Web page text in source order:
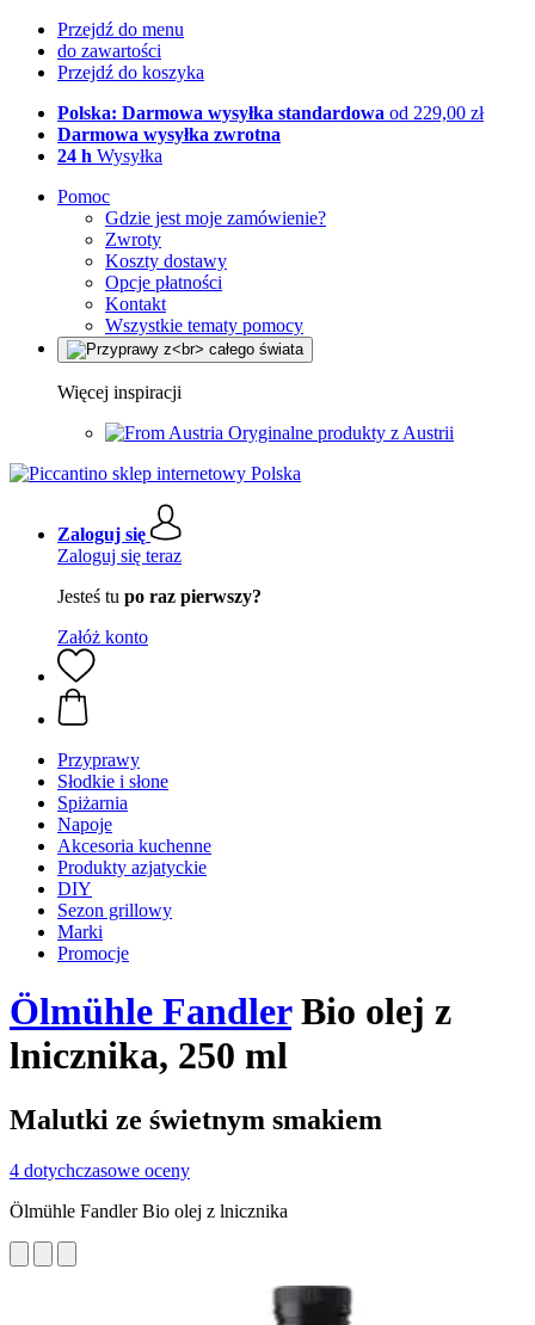
Przejdź do menu
do zawartości
Przejdź do koszyka
Polska: Darmowa wysyłka standardowa od 229,00 zł
Darmowa wysyłka zwrotna
24 h Wysyłka
Pomoc
Gdzie jest moje zamówienie?
Zwroty
Koszty dostawy
Opcje płatności
Kontakt
Wszystkie tematy pomocy
Więcej inspiracji
Oryginalne produkty z Austrii
Zaloguj się
Zaloguj się teraz
Jesteś tu po raz pierwszy?
Załóż konto
Przyprawy
Słodkie i słone
Spiżarnia
Napoje
Akcesoria kuchenne
Produkty azjatyckie
DIY
Sezon grillowy
Marki
Promocje
Ölmühle FandlerBio olej z
lnicznika, 250 ml
Malutki ze świetnym smakiem
4 dotychczasowe oceny
Ölmühle Fandler Bio olej z lnicznika